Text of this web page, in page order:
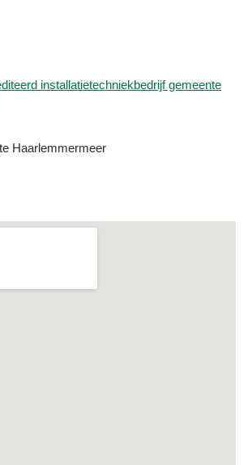
installatietechniekbedrijf gemeente
Haarlemmermeer